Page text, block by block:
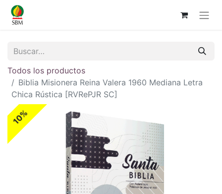
Todos los productos
Biblia Misionera Reina Valera 1960 Mediana Letra
Chica Rústica [RVRePJR SC]
10%